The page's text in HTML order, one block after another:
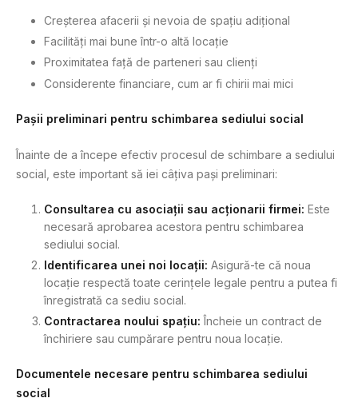
Creșterea afacerii și nevoia de spațiu adițional
Facilități mai bune într-o altă locație
Proximitatea față de parteneri sau clienți
Considerente financiare, cum ar fi chirii mai mici
Pașii preliminari pentru schimbarea sediului social
Înainte de a începe efectiv procesul de schimbare a sediului
social, este important să iei câțiva pași preliminari:
Consultarea cu asociații sau acționarii firmei: Este
necesară aprobarea acestora pentru schimbarea
sediului social.
Identificarea unei noi locații: Asigură-te că noua
locație respectă toate cerințele legale pentru a putea fi
înregistrată ca sediu social.
Contractarea noului spațiu: Încheie un contract de
închiriere sau cumpărare pentru noua locație.
Documentele necesare pentru schimbarea sediului
social